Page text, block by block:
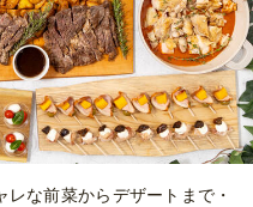
レな前菜からデザートまで・